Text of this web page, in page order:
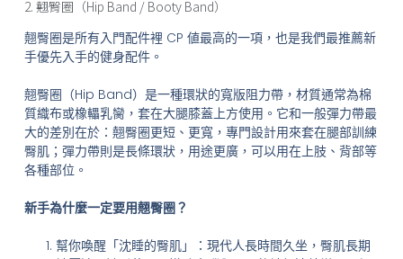
2. 翹臀圈（Hip Band / Booty Band）
翹臀圈是所有入門配件裡 CP 値最高的一項，也是我們最推薦新
手優先入手的健身配件。
翹臀圈（Hip Band）是一種環狀的寬版阻力帶，材質通常為棉
質織布或橡轠乳臠，套在大腿膝蓋上方使用。它和一般彈力帶最
大的差別在於：翹臀圈更短、更寬，專門設計用來套在腿部訓練
臀肌；彈力帶則是長條環狀，用途更廣，可以用在上肢、背部等
各種部位。
新手為什麼一定要用翹臀圈？
幫你喚醒「沈睡的臀肌」：現代人長時間久坐，臀肌長期